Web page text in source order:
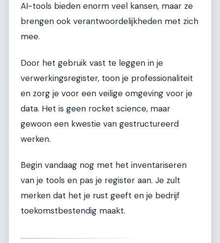
AI-tools bieden enorm veel kansen, maar ze
brengen ook verantwoordelijkheden met zich
mee.
Door het gebruik vast te leggen in je
verwerkingsregister, toon je professionaliteit
en zorg je voor een veilige omgeving voor je
data. Het is geen rocket science, maar
gewoon een kwestie van gestructureerd
werken.
Begin vandaag nog met het inventariseren
van je tools en pas je register aan. Je zult
merken dat het je rust geeft en je bedrijf
toekomstbestendig maakt.